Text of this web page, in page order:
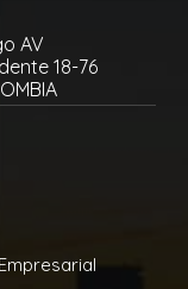
AV
18-76